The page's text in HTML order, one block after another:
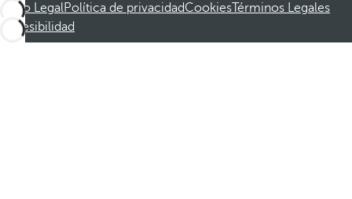
Aviso LegalPolítica de privacidadCookiesTérminos Legales
Accesibilidad